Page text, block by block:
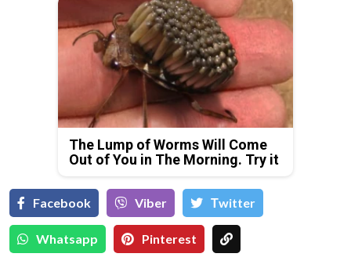
The Lump of Worms Will Come
Out of You in The Morning. Try it
Facebook Viber Тwitter
Whatsapp Pinterest